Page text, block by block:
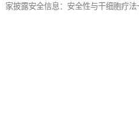
家披露安全信息：安全性与干细胞疗法